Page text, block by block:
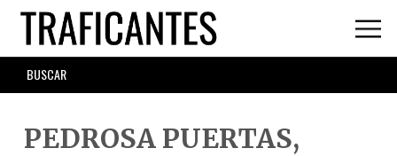
Skip
main
content
SEARCH
FORM
PEDROSA PUERTAS,